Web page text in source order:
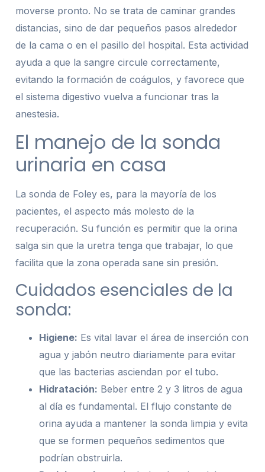
moverse pronto. No se trata de caminar grandes
distancias, sino de dar pequeños pasos alrededor
de la cama o en el pasillo del hospital. Esta actividad
ayuda a que la sangre circule correctamente,
evitando la formación de coágulos, y favorece que
el sistema digestivo vuelva a funcionar tras la
anestesia.
El manejo de la sonda
urinaria en casa
La sonda de Foley es, para la mayoría de los
pacientes, el aspecto más molesto de la
recuperación. Su función es permitir que la orina
salga sin que la uretra tenga que trabajar, lo que
facilita que la zona operada sane sin presión.
Cuidados esenciales de la
sonda:
Higiene: Es vital lavar el área de inserción con
agua y jabón neutro diariamente para evitar
que las bacterias asciendan por el tubo.
Hidratación: Beber entre 2 y 3 litros de agua
al día es fundamental. El flujo constante de
orina ayuda a mantener la sonda limpia y evita
que se formen pequeños sedimentos que
podrían obstruirla.